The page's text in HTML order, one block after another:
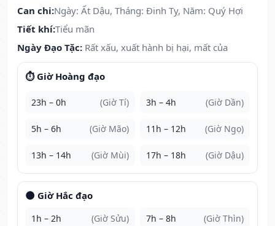
Can chi:Ngày: Ất Dậu, Tháng: Đinh Tỵ, Năm: Quý Hợi
Tiết khí:Tiểu mãn
Ngày Đạo Tặc: Rất xấu, xuất hành bị hại, mất của
⏱️ Giờ Hoàng đạo
23h – 0h (Giờ Tí) 3h – 4h (Giờ Dần)
5h – 6h (Giờ Mão) 11h – 12h (Giờ Ngọ)
13h – 14h (Giờ Mùi) 17h – 18h (Giờ Dậu)
🌑 Giờ Hắc đạo
1h – 2h (Giờ Sửu) 7h – 8h (Giờ Thìn)